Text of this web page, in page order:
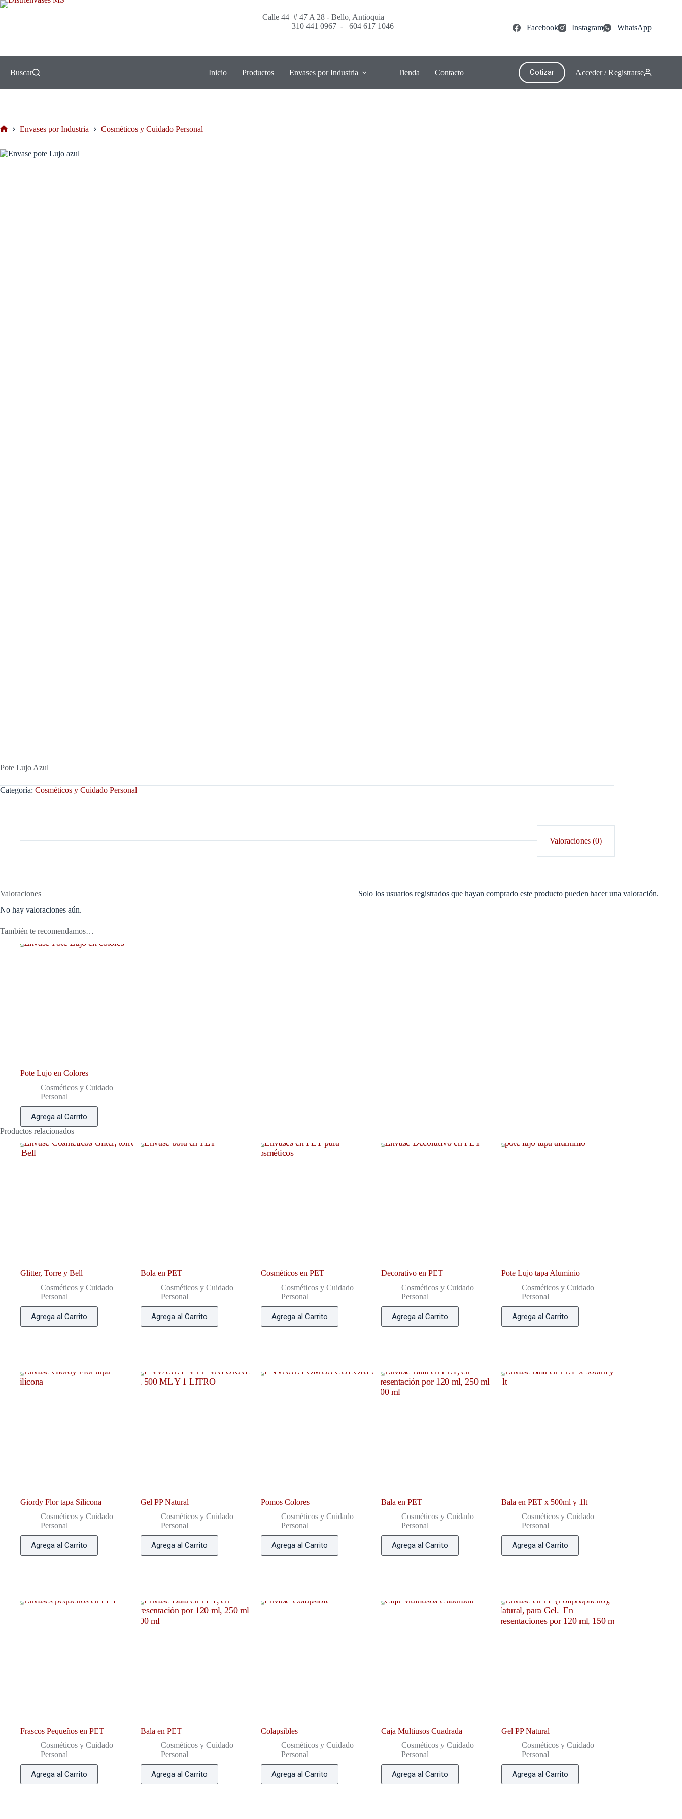
Calle 44 # 47 A 28 - Bello, Antioquia
310 441 0967- 604 617 1046 Facebook Instagram WhatsApp
Buscar Inicio Productos Envases por Industria Tienda Contacto Cotizar Acceder / Registrarse
Envases por Industria Cosméticos y Cuidado Personal
Pote Lujo Azul
Categoría: Cosméticos y Cuidado Personal
Valoraciones (0)
Valoraciones
No hay valoraciones aún.
Solo los usuarios registrados que hayan comprado este producto pueden hacer una valoración.
También te recomendamos…
Pote Lujo en Colores
Cosméticos y Cuidado
Personal
Agrega al Carrito
Productos relacionados
Glitter, Torre y Bell
Cosméticos y Cuidado
Personal
Agrega al Carrito
Bola en PET
Cosméticos y Cuidado
Personal
Agrega al Carrito
Cosméticos en PET
Cosméticos y Cuidado
Personal
Agrega al Carrito
Decorativo en PET
Cosméticos y Cuidado
Personal
Agrega al Carrito
Pote Lujo tapa Aluminio
Cosméticos y Cuidado
Personal
Agrega al Carrito
Giordy Flor tapa Silicona
Cosméticos y Cuidado
Personal
Agrega al Carrito
Gel PP Natural
Cosméticos y Cuidado
Personal
Agrega al Carrito
Pomos Colores
Cosméticos y Cuidado
Personal
Agrega al Carrito
Bala en PET
Cosméticos y Cuidado
Personal
Agrega al Carrito
Bala en PET x 500ml y 1lt
Cosméticos y Cuidado
Personal
Agrega al Carrito
Frascos Pequeños en PET
Cosméticos y Cuidado
Personal
Agrega al Carrito
Bala en PET
Cosméticos y Cuidado
Personal
Agrega al Carrito
Colapsibles
Cosméticos y Cuidado
Personal
Agrega al Carrito
Caja Multiusos Cuadrada
Cosméticos y Cuidado
Personal
Agrega al Carrito
Gel PP Natural
Cosméticos y Cuidado
Personal
Agrega al Carrito